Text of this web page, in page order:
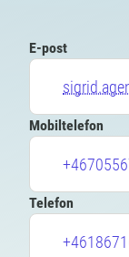
E-post
Mobiltelefon
Telefon